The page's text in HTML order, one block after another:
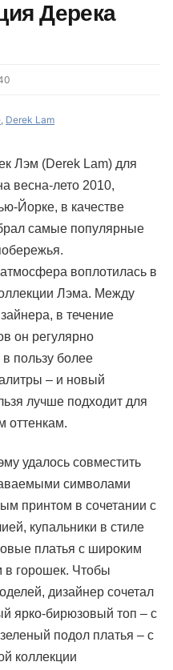
Дерека
, Derek Lam
Лэм (Derek Lam) для
весна-лето 2010,
Йорке, в качестве
самые популярные
воплотилась в
Лэма. Между
в течение
он регулярно
в пользу более
– и новый
лучше подходит для
оттенкам.
удалось совместить
символами
принтом в сочетании с
купальники в стиле
платья с широким
в горошек. Чтобы
дизайнер сочетал
ярко-бирюзовый топ – с
подол платья – с
коллекции